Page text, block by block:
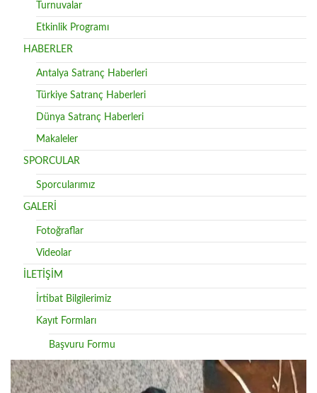
Turnuvalar
Etkinlik Programı
HABERLER
Antalya Satranç Haberleri
Türkiye Satranç Haberleri
Dünya Satranç Haberleri
Makaleler
SPORCULAR
Sporcularımız
GALERİ
Fotoğraflar
Videolar
İLETİŞİM
İrtibat Bilgilerimiz
Kayıt Formları
Başvuru Formu